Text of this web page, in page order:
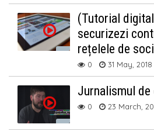
(Tutorial
securizezi
rețelele de
0 31 May, 2018
Jurnalismul de
0 23 March,